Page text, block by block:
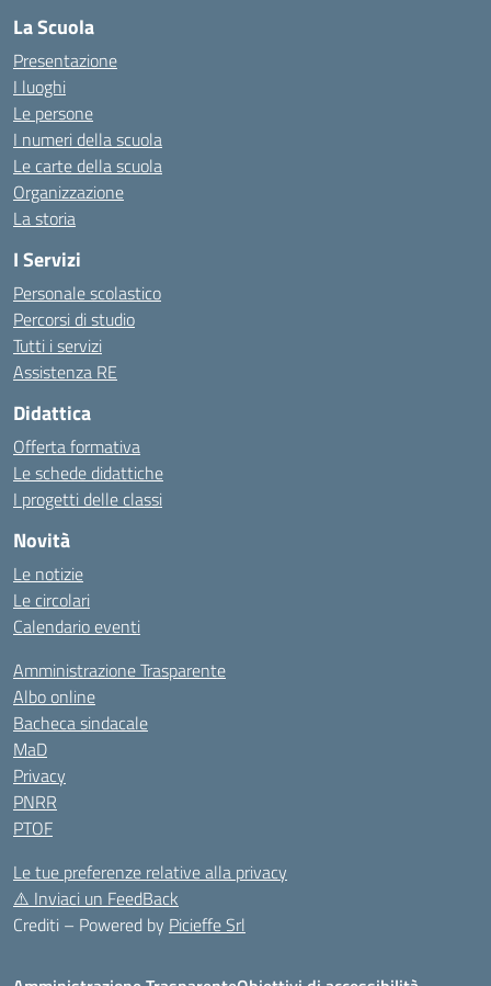
La Scuola
Presentazione
I luoghi
Le persone
I numeri della scuola
Le carte della scuola
Organizzazione
La storia
I Servizi
Personale scolastico
Percorsi di studio
Tutti i servizi
Assistenza RE
Didattica
Offerta formativa
Le schede didattiche
I progetti delle classi
Novità
Le notizie
Le circolari
Calendario eventi
Amministrazione Trasparente
Albo online
Bacheca sindacale
MaD
Privacy
PNRR
PTOF
Le tue preferenze relative alla privacy
⚠️ Inviaci un FeedBack
Crediti – Powered by Picieffe Srl